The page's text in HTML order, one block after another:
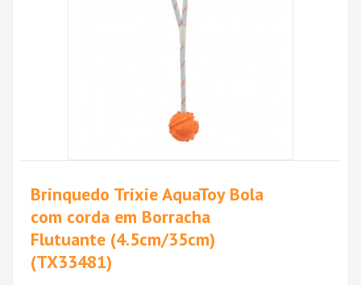
Brinquedo Trixie AquaToy Bola
com corda em Borracha
Flutuante (4.5cm/35cm)
(TX33481)